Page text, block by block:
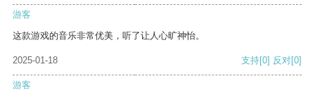
游客
这款游戏的音乐非常优美，听了让人心旷神怡。
2025-01-18 支持[0] 反对[0]
游客